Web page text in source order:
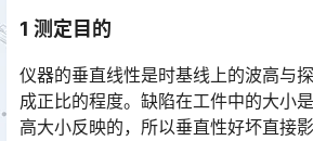
1 测定目的
仪器的垂直线性是时基线上的波高与
成正比的程度。缺陷在工件中的大小
高大小反映的，所以垂直性好坏直接